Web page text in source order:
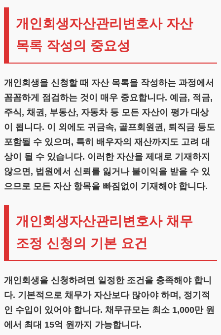
개인회생자산관리변호사 자산
목록 작성의 중요성
개인회생을 신청할 때 자산 목록을 작성하는 과정에서
꼼꼼하게 점검하는 것이 매우 중요합니다. 예금, 적금,
주식, 채권, 부동산, 자동차 등 모든 자산이 평가 대상
이 됩니다. 이 외에도 귀금속, 골프회원권, 퇴직금 등도
포함될 수 있으며, 특히 배우자의 재산까지도 고려 대
상이 될 수 있습니다. 이러한 자산을 제대로 기재하지
않으면, 법원에서 신뢰를 잃거나 불이익을 받을 수 있
으므로 모든 자산 항목을 빠짐없이 기재해야 합니다.
개인회생자산관리변호사 채무
조정 신청의 기본 요건
개인회생을 신청하려면 일정한 조건을 충족해야 합니
다. 기본적으로 채무가 자산보다 많아야 하며, 정기적
인 수입이 있어야 합니다. 채무규모는 최소 1,000만 원
에서 최대 15억 원까지 가능합니다.